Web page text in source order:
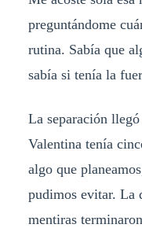
preguntándome
rutina. Sabía que
sabía si tenía la
La separación
Valentina tenía
algo que
pudimos evitar. La
mentiras